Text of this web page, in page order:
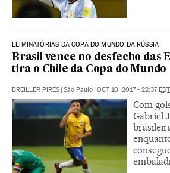
ELIMINATÓRIAS DA COPA DO MUNDO DA RÚSSIA
Brasil vence no desfecho das
tira o Chile da Copa do Mundo
BREILLER PIRES | São Paulo | OCT 10, 2017 - 22:37EDT
Com
Gabriel